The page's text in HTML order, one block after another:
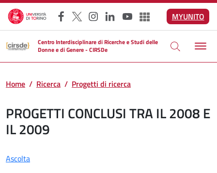
Salta al contenuto principale
Facebook
X Instagram
LinkedInYouTubeAltri social
MYUNITO
Centro Interdisciplinare di Ricerche e Studi delle
Donne e di Genere - CIRSDe
Home Ricerca Progetti di ricerca
PROGETTI CONCLUSI TRA IL 2008 E
IL 2009
Ascolta